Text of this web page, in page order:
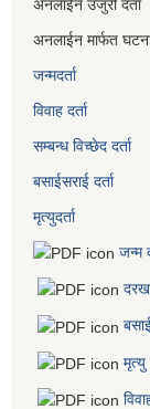
अनलाईन उजुरी दर्ता
अनलाईन मार्फत
जन्मदर्ता
विवाह दर्ता
सम्बन्ध विच्छेद दर्ता
बसाईसराई दर्ता
मृत्युदर्ता
जन्म
मृत्यु